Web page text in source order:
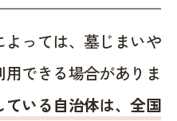
っては、墓じまいや
できる場合がありま
いる自治体は、全国